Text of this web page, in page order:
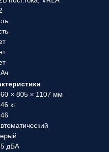
× 805 × 1107 мм
кг
дБА